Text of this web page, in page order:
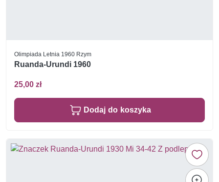
Olimpiada Letnia 1960 Rzym
Ruanda-Urundi 1960
25,00 zł
Dodaj do koszyka